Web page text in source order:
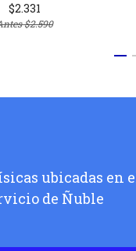
$2.331
$2.590
ubicadas en
de Ñuble